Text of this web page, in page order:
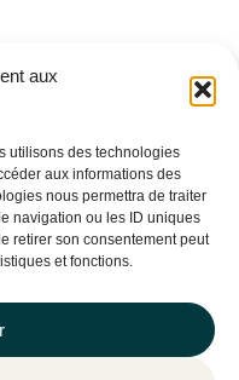
aux
utilisons des technologies
aux informations des
nous permettra de traiter
navigation ou les ID uniques
retirer son consentement peut
et fonctions.